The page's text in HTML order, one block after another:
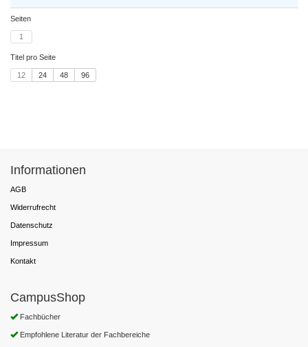
Seiten
1
Titel pro Seite
12 24 48 96
Informationen
AGB
Widerrufrecht
Datenschutz
Impressum
Kontakt
CampusShop
Fachbücher
Empfohlene Literatur der Fachbereiche